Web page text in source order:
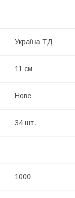
Україна ТД
11 см
Нове
34 шт.
1000